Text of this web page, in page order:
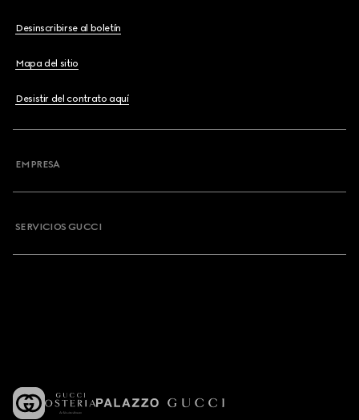
Desinscribirse al boletín
Mapa del sitio
Desistir del contrato aquí
EMPRESA
SERVICIOS GUCCI